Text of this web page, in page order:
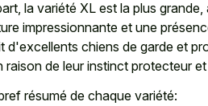
la variété XL est la plus
impressionnante et une
d'excellents chiens de garde et
raison de leur instinct protecteur
résumé de chaque variété: